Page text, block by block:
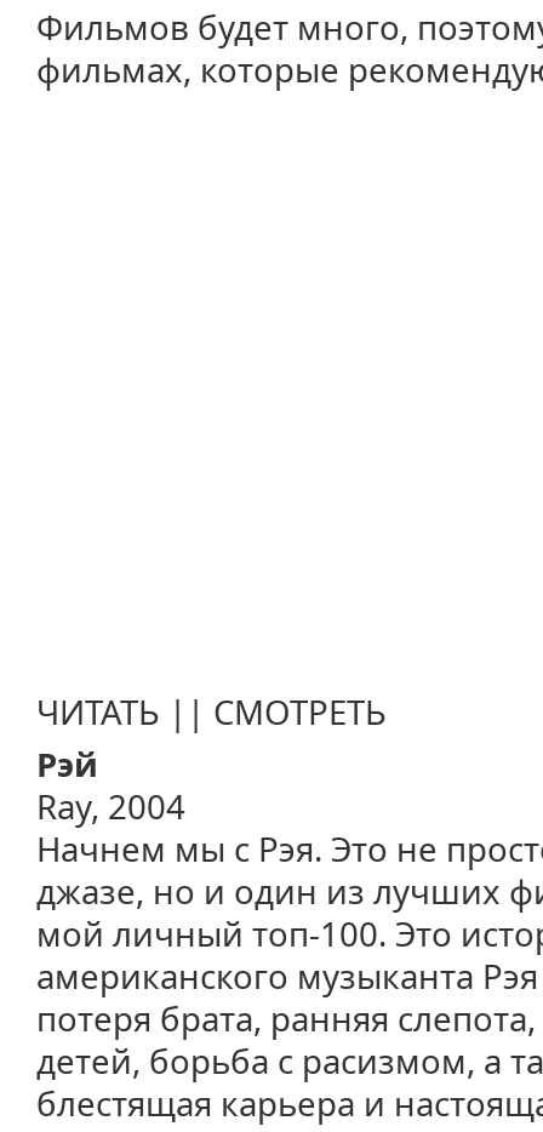
Фильмов будет много,
фильмах, которые
ЧИТАТЬ || СМОТРЕТЬ
Рэй
Ray, 2004
Начнем мы с Рэя. Это не
джазе, но и один из лучших
мой личный топ-100. Это
американского музыканта
потеря брата, ранняя
детей, борьба с расизмом, а
блестящая карьера и